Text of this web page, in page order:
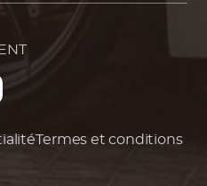
Termes et conditions